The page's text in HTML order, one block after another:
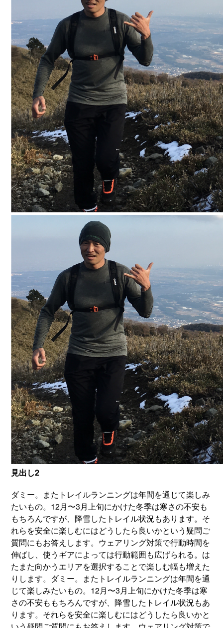
見出し2
ダミー。またトレイルランニングは年間を通じて楽しみ
たいもの。12月〜3月上旬にかけた冬季は寒さの不安も
もちろんですが、降雪したトレイル状況もあります。そ
れらを安全に楽しむにはどうしたら良いかという疑問ご
質問にもお答えします。ウェアリング対策で行動時間を
伸ばし、使うギアによっては行動範囲も広げられる。は
たまた向かうエリアを選択することで楽しむ幅も増えた
りします。ダミー。またトレイルランニングは年間を通
じて楽しみたいもの。12月〜3月上旬にかけた冬季は寒
さの不安ももちろんですが、降雪したトレイル状況もあ
ります。それらを安全に楽しむにはどうしたら良いかと